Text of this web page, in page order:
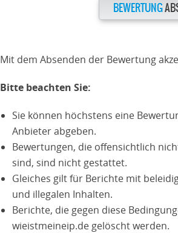
BEWERTUNG
Mit dem Absenden der Bewertung
Bitte beachten Sie:
Sie können höchstens eine
Anbieter abgeben.
Bewertungen, die offensichtlich
sind, sind nicht gestattet.
Gleiches gilt für Berichte mit
und illegalen Inhalten.
Berichte, die gegen diese
wieistmeineip.de gelöscht werden.